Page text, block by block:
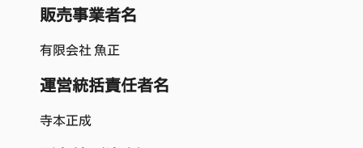
販売事業者名
有限会社 魚正
運営統括責任者名
寺本正成